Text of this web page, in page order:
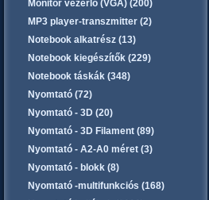
Monitor vezérlő (VGA) (200)
MP3 player-transzmitter (2)
Notebook alkatrész (13)
Notebook kiegészítők (229)
Notebook táskák (348)
Nyomtató (72)
Nyomtató - 3D (20)
Nyomtató - 3D Filament (89)
Nyomtató - A2-A0 méret (3)
Nyomtató - blokk (8)
Nyomtató -multifunkciós (168)